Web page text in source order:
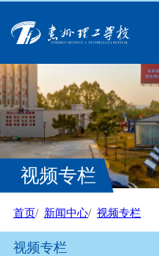
视频专栏
首页 新闻中心 视频专栏
视频专栏